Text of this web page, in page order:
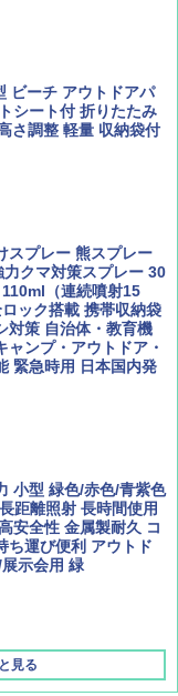
「南アルプス大全」
2026年9月号【特
を祝して！
ウォーズ
の歩き方A ヨーロッ
統計・移動から読み
ッズ 災害用トイレ ビ
幅200 2-3人用 43
ョン 山善] 傘みたいに
とテント ブラックコ
ズ メッシュ 3-4人用
テント エクルベージ
ョン 山善] 傘みたいに
とテント キューブ ブ
クローズ メッシュ 3
ップテント PATC-15
ビーチ アウトドアパ
シート付 折りたたみ
さ調整 軽量 収納袋付
スプレー 熊スプレー
力クマ対策スプレー 30
（連続噴射15
ック搭載 携帯収納袋
対策 自治体・教育機
ャンプ・アウトドア・
緊急時用 日本国内発
小型 緑色/赤色/青紫色
距離照射 長時間使用
安全性 金属製耐久 コ
ち運び便利 アウトド
示会用 緑
見る